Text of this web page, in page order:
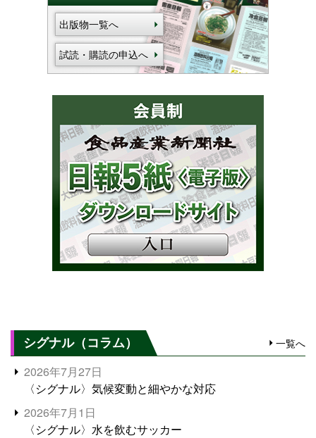
出版物一覧へ
試読・購読の申込へ
シグナル（コラム） 一覧へ
2026年7月27日
〈シグナル〉気候変動と細やかな対応
2026年7月1日
〈シグナル〉水を飲むサッカー